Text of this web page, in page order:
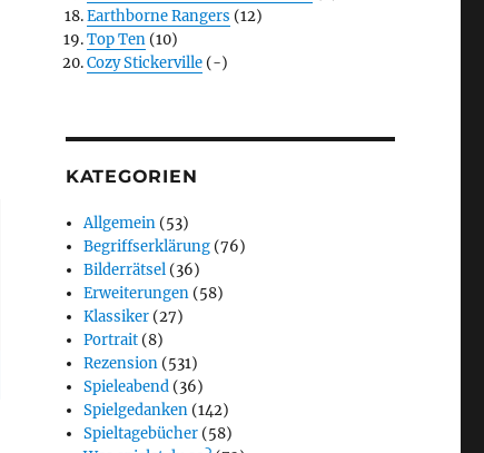
Earthborne Rangers (12)
Top Ten (10)
Cozy Stickerville (-)
KATEGORIEN
Allgemein (53)
Begriffserklärung (76)
Bilderrätsel (36)
Erweiterungen (58)
Klassiker (27)
Portrait (8)
Rezension (531)
Spieleabend (36)
Spielgedanken (142)
Spieltagebücher (58)